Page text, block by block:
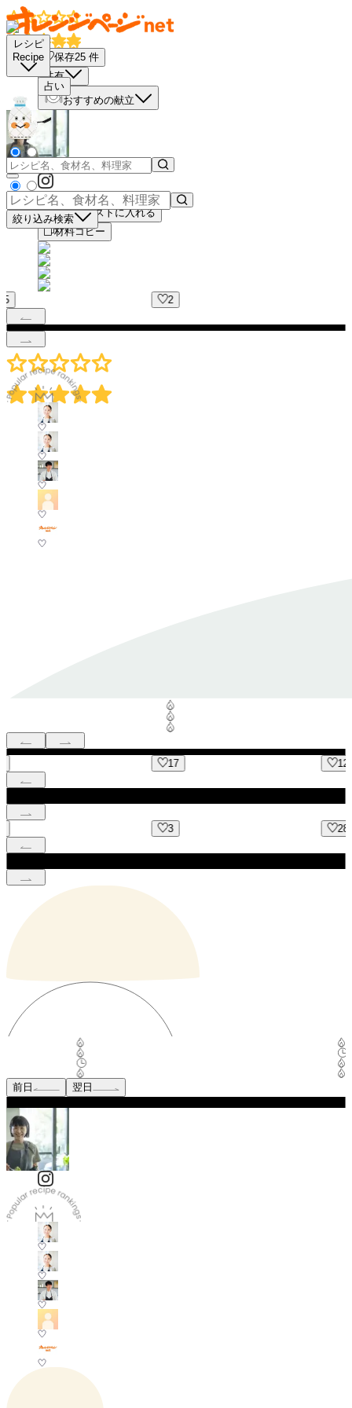
レシピ
Recipe
占い
絞り込み検索
保存25 件
共有
おすすめの献立
買い物リストに入れる
材料コピー
前日 翌日